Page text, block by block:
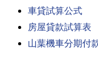
車貸試算公式
房屋貸款試算表
山葉機車分期付